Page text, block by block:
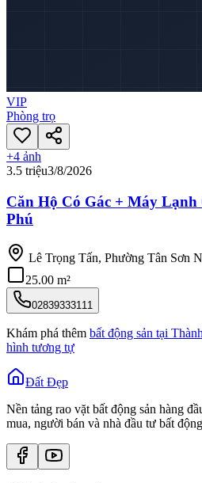
VIP
Phòng trọ
+4 ảnh
3.5 triệu3/8/2026
Căn Hộ Có Gác + Máy
Phú
Lê Trọng Tấn, Phường Tân Sơn
25.00 m²
02839333111
Khám phá thêm bất động sản tại
hình tương tự
Đất Đẹp
Nền tảng rao vặt bất động sản hàng
mua, người bán và nhà đầu tư bất